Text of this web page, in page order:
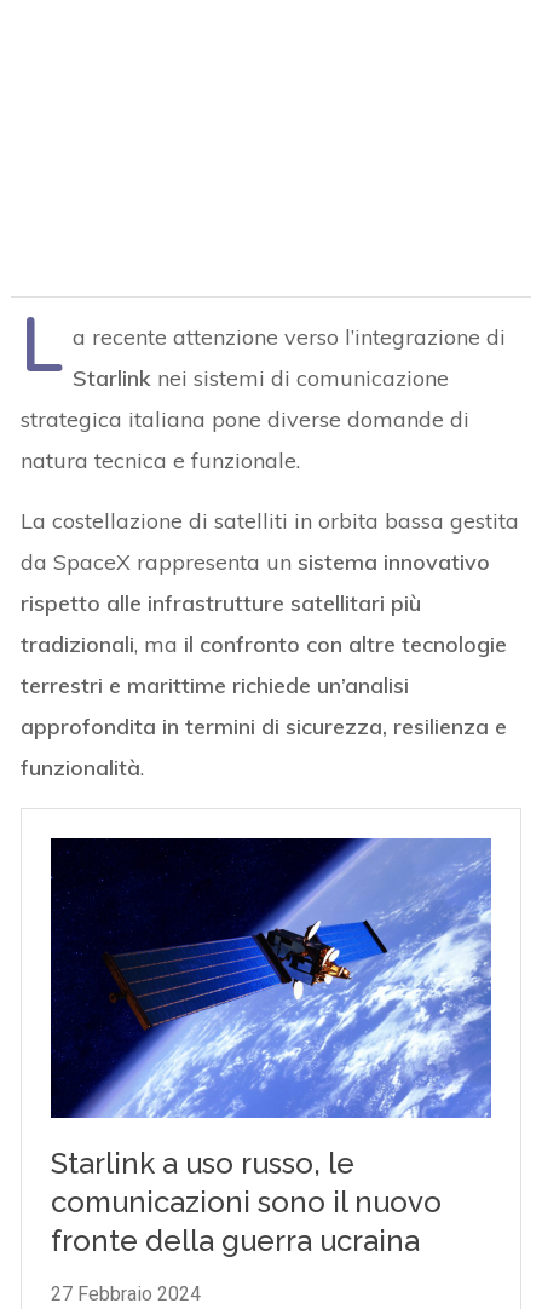
L a recente attenzione verso l’integrazione di
Starlink nei sistemi di comunicazione
strategica italiana pone diverse domande di
natura tecnica e funzionale.
La costellazione di satelliti in orbita bassa gestita
da SpaceX rappresenta un sistema innovativo
rispetto alle infrastrutture satellitari più
tradizionali, ma il confronto con altre tecnologie
terrestri e marittime richiede un’analisi
approfondita in termini di sicurezza, resilienza e
funzionalità.